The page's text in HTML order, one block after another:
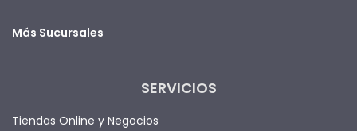
Más Sucursales
SERVICIOS
Tiendas Online y Negocios